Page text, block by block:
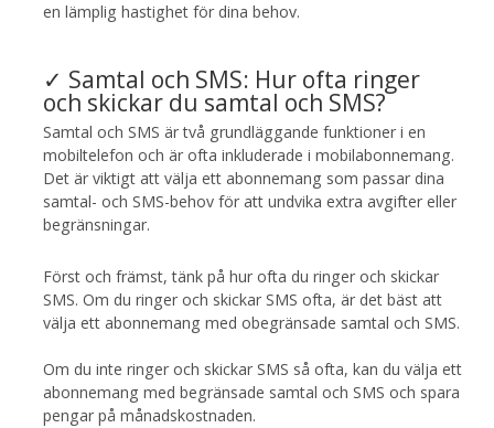
en lämplig hastighet för dina behov.
✓ Samtal och SMS: Hur ofta ringer
och skickar du samtal och SMS?
Samtal och SMS är två grundläggande funktioner i en
mobiltelefon och är ofta inkluderade i mobilabonnemang.
Det är viktigt att välja ett abonnemang som passar dina
samtal- och SMS-behov för att undvika extra avgifter eller
begränsningar.
Först och främst, tänk på hur ofta du ringer och skickar
SMS. Om du ringer och skickar SMS ofta, är det bäst att
välja ett abonnemang med obegränsade samtal och SMS.
Om du inte ringer och skickar SMS så ofta, kan du välja ett
abonnemang med begränsade samtal och SMS och spara
pengar på månadskostnaden.